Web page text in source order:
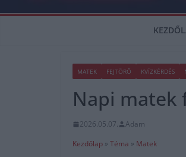
MATEK FEJTÖRŐ KVÍZKÉRDÉS
Napi matek
2026.05.07.
Adam
Kezdőlap » Téma » Matek